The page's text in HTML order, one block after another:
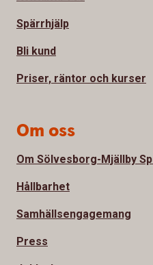
Spärrhjälp
Bli kund
Priser, räntor och kurser
Om oss
Om Sölvesborg-Mjällby
Hållbarhet
Samhällsengagemang
Press